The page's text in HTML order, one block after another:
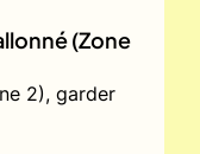
(Zone
2), garder